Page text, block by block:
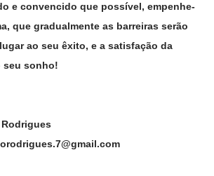
e convencido que possível, empenhe-
que gradualmente as barreiras serão
ao seu êxito, e a satisfação da
seu sonho!